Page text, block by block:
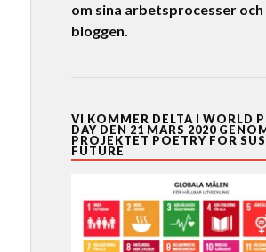
om sina arbetsprocesser
bloggen.
VI KOMMER DELTA I WORLD
DAY DEN 21 MARS 2020
PROJEKTET POETRY FOR
FUTURE